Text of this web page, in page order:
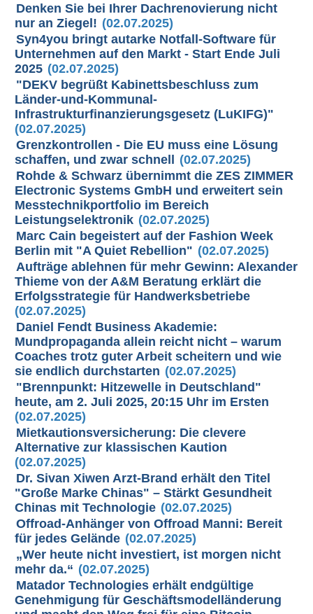
Denken Sie bei Ihrer Dachrenovierung nicht
nur an Ziegel! (02.07.2025)
Syn4you bringt autarke Notfall-Software für
Unternehmen auf den Markt - Start Ende Juli
2025 (02.07.2025)
"DEKV begrüßt Kabinettsbeschluss zum
Länder-und-Kommunal-
Infrastrukturfinanzierungsgesetz (LuKIFG)"
(02.07.2025)
Grenzkontrollen - Die EU muss eine Lösung
schaffen, und zwar schnell (02.07.2025)
Rohde & Schwarz übernimmt die ZES ZIMMER
Electronic Systems GmbH und erweitert sein
Messtechnikportfolio im Bereich
Leistungselektronik (02.07.2025)
Marc Cain begeistert auf der Fashion Week
Berlin mit "A Quiet Rebellion" (02.07.2025)
Aufträge ablehnen für mehr Gewinn: Alexander
Thieme von der A&M Beratung erklärt die
Erfolgsstrategie für Handwerksbetriebe
(02.07.2025)
Daniel Fendt Business Akademie:
Mundpropaganda allein reicht nicht – warum
Coaches trotz guter Arbeit scheitern und wie
sie endlich durchstarten (02.07.2025)
"Brennpunkt: Hitzewelle in Deutschland"
heute, am 2. Juli 2025, 20:15 Uhr im Ersten
(02.07.2025)
Mietkautionsversicherung: Die clevere
Alternative zur klassischen Kaution
(02.07.2025)
Dr. Sivan Xiwen Arzt-Brand erhält den Titel
"Große Marke Chinas" – Stärkt Gesundheit
Chinas mit Technologie (02.07.2025)
Offroad-Anhänger von Offroad Manni: Bereit
für jedes Gelände (02.07.2025)
„Wer heute nicht investiert, ist morgen nicht
mehr da.“ (02.07.2025)
Matador Technologies erhält endgültige
Genehmigung für Geschäftsmodelländerung